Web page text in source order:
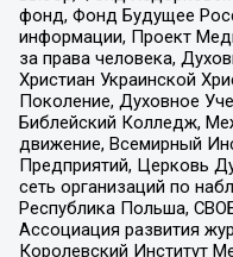
фонд, Фонд Будущее
информации, Проект
за права человека,
Христиан Украинской
Поколение, Духовное
Библейский Колледж,
движение, Всемирный
Предприятий, Церковь
сеть организаций по
Республика Польша,
Ассоциация развития
Королевский Институт